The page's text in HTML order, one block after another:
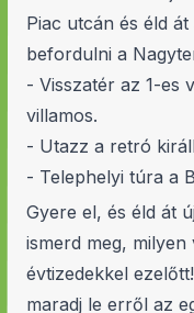
Piac utcán és éld
befordulni a
- Visszatér az 1-es
villamos.
- Utazz a retró
- Telephelyi túra a
Gyere el, és éld át
ismerd meg,
évtizedekkel
maradj le erről az